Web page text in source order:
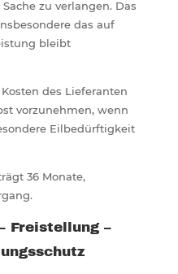
zu verlangen. Das
das auf
bleibt
des Lieferanten
vorzunehmen, wenn
Eilbedürftigkeit
36 Monate,
Freistellung –